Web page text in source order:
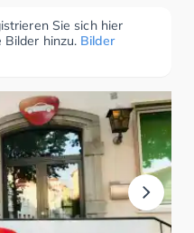
Sie sich hier
Bilder hinzu. Bilder